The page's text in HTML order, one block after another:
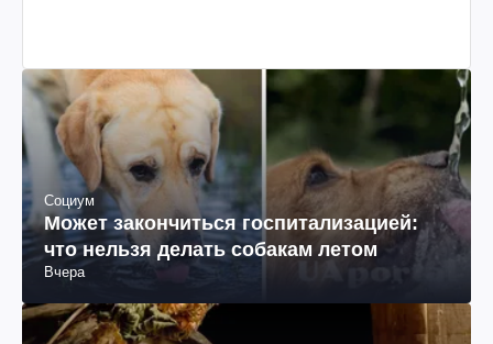
Социум
Может закончиться госпитализацией:
что нельзя делать собакам летом
Вчера